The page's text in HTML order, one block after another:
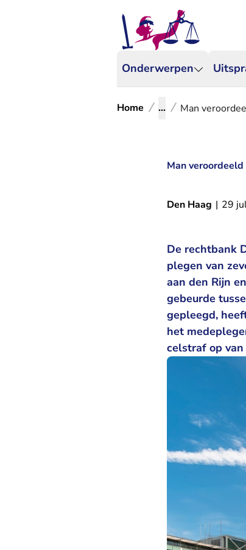
Onderwerpen
Home ... Man
Man
Den Haag | 29
De rechtbank
plegen van
aan den Rijn
gebeurde
gepleegd,
het
celstraf op van